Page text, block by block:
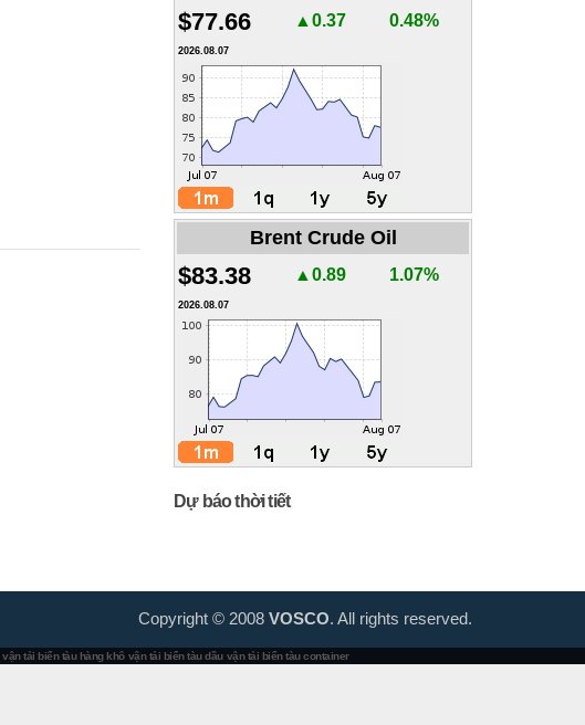
$77.66 ▲0.37 0.48%
2026.08.07
Brent Crude Oil
$83.38 ▲0.89 1.07%
2026.08.07
Dự báo thời tiết
Copyright © 2008 VOSCO. All rights reserved.
vận tải biển tàu hàng khô vận tải biển tàu dầu vận tải biển tàu container